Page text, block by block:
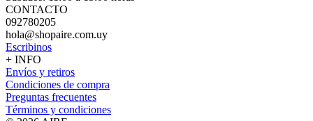
CONTACTO
092780205
hola@shopaire.com.uy
Escribinos
+ INFO
Envíos y retiros
Condiciones de compra
Preguntas frecuentes
Términos y condiciones